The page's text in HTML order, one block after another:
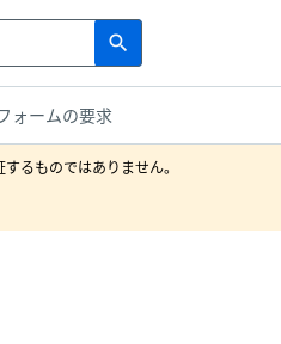
search
Search
ォームの要求
るものではありません。